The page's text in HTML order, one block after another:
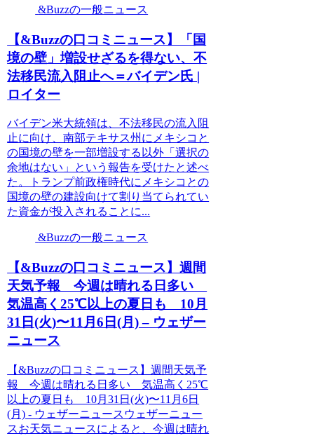
&Buzzの一般ニュース
【&Buzzの口コミニュース】「国
境の壁」増設せざるを得ない、不
法移民流入阻止へ＝バイデン氏 |
ロイター
バイデン米大統領は、不法移民の流入阻
止に向け、南部テキサス州にメキシコと
の国境の壁を一部増設する以外「選択の
余地はない」という報告を受けたと述べ
た。トランプ前政権時代にメキシコとの
国境の壁の建設向けて割り当てられてい
た資金が投入されることに...
&Buzzの一般ニュース
【&Buzzの口コミニュース】週間
天気予報 今週は晴れる日多い
気温高く25℃以上の夏日も 10月
31日(火)〜11月6日(月) – ウェザー
ニュース
【&Buzzの口コミニュース】週間天気予
報 今週は晴れる日多い 気温高く25℃
以上の夏日も 10月31日(火)〜11月6日
(月) - ウェザーニュースウェザーニュー
スお天気ニュースによると、今週は晴れ